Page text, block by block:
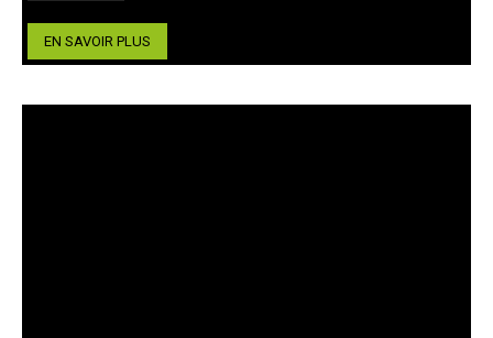
EN SAVOIR PLUS